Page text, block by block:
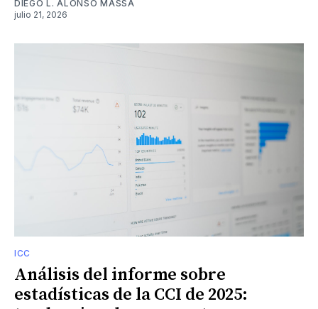
DIEGO L. ALONSO MASSA
julio 21, 2026
ICC
Análisis del informe sobre
estadísticas de la CCI de 2025: